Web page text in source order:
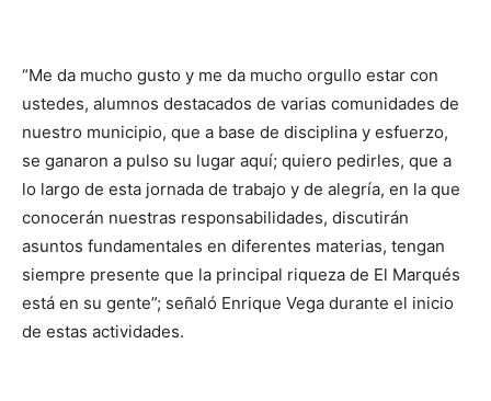
“Me da mucho gusto y me da mucho orgullo estar con
ustedes, alumnos destacados de varias comunidades de
nuestro municipio, que a base de disciplina y esfuerzo,
se ganaron a pulso su lugar aquí; quiero pedirles, que a
lo largo de esta jornada de trabajo y de alegría, en la que
conocerán nuestras responsabilidades, discutirán
asuntos fundamentales en diferentes materias, tengan
siempre presente que la principal riqueza de El Marqués
está en su gente”; señaló Enrique Vega durante el inicio
de estas actividades.